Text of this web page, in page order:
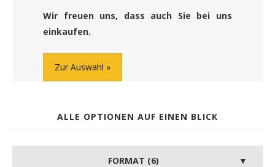
Wir freuen uns, dass auch Sie bei uns
einkaufen.
Zur Auswahl
ALLE OPTIONEN AUF EINEN BLICK
FORMAT (6)